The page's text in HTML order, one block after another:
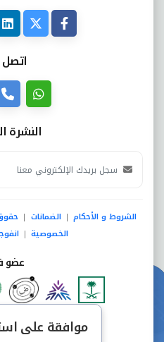
اتصل
النشرة
الشروط و الأحكام | الضمانات |
الخصوصية |
عضو
دفع آمنموافقة على